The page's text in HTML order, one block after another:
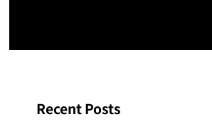
Recent Posts